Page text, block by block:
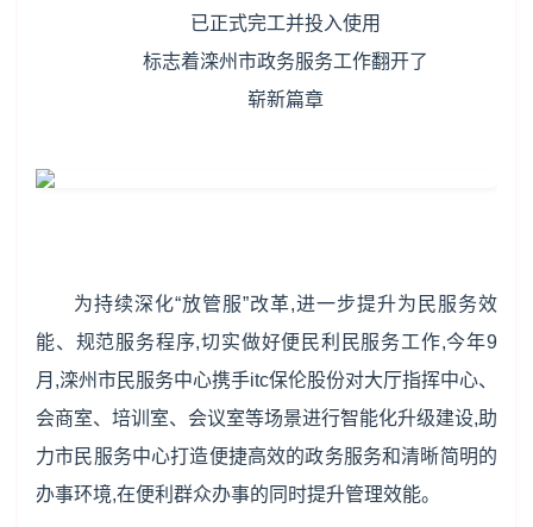
已正式完工并投入使用
标志着滦州市政务服务工作翻开了
崭新篇章
为持续深化“放管服”改革,进一步提升为民服务效
能、规范服务程序,切实做好便民利民服务工作,今年9
月,滦州市民服务中心携手itc保伦股份对大厅指挥中心、
会商室、培训室、会议室等场景进行智能化升级建设,助
力市民服务中心打造便捷高效的政务服务和清晰简明的
办事环境,在便利群众办事的同时提升管理效能。